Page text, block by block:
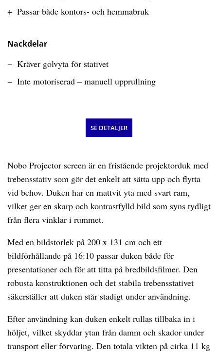
Nobo Projector screen är en fristående projektorduk med
trebensstativ som gör det enkelt att sätta upp och flytta
vid behov. Duken har en mattvit yta med svart ram,
vilket ger en skarp och kontrastfylld bild som syns tydligt
från flera vinklar i rummet.
Med en bildstorlek på 200 x 131 cm och ett
bildförhållande på 16:10 passar duken både för
presentationer och för att titta på bredbildsfilmer. Den
robusta konstruktionen och det stabila trebensstativet
säkerställer att duken står stadigt under användning.
Efter användning kan duken enkelt rullas tillbaka in i
höljet, vilket skyddar ytan från damm och skador under
transport eller förvaring. Den totala vikten på cirka 11 kg
Passar både kontors- och hemmabruk
Nackdelar
Kräver golvyta för stativet
Inte motoriserad – manuell upprullning
SE DETALJER